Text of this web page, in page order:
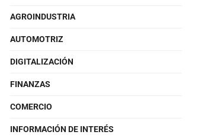
AGROINDUSTRIA
AUTOMOTRIZ
DIGITALIZACIÓN
FINANZAS
COMERCIO
INFORMACIÓN DE INTERÉS